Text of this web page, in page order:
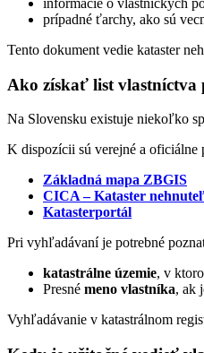
prípadné ťarchy, ako sú
Tento dokument vedie kataster
Ako získať list vlastníctva
Na Slovensku existuje niekoľko
K dispozícii sú verejné a
Základná mapa ZBGIS
CICA – Kataster
Katasterportál
Pri vyhľadávaní je potrebné
katastrálne územie, v
Presné meno vlastníka, ak
Vyhľadávanie v katastrálnom